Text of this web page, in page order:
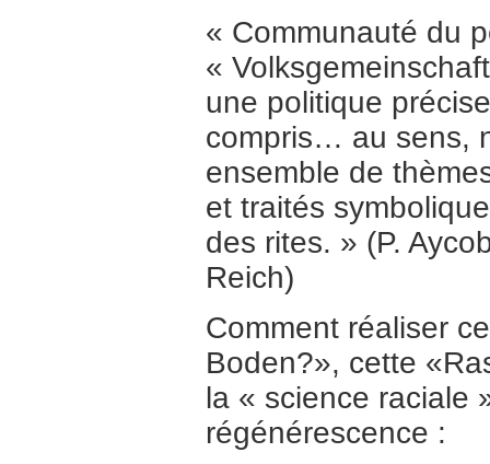
« Communauté du
«
une politique
compris… au sens,
ensemble de
et traités
des rites. » (P.
Reich)
Comment réaliser
Boden?», cette
la « science raciale
régénérescence :